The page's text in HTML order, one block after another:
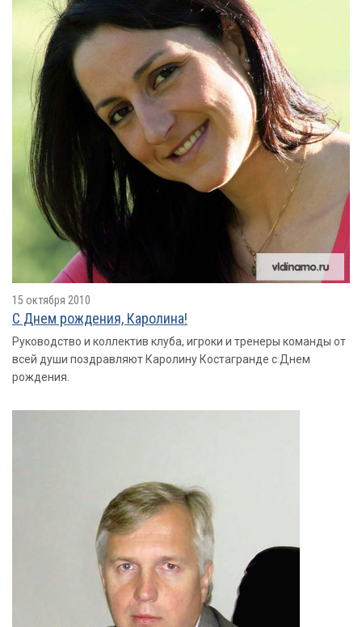
15 октября 2010
С Днем рождения, Каролина!
Руководство и коллектив клуба, игроки и тренеры команды от
всей души поздравляют Каролину Костагранде с Днем
рождения.